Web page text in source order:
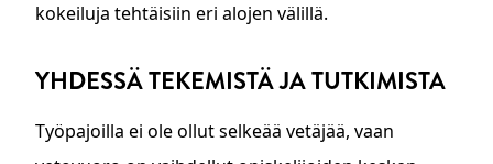
kokeiluja tehtäisiin eri alojen välillä.
YHDESSÄ TEKEMISTÄ JA TUTKIMISTA
Työpajoilla ei ole ollut selkeää vetäjää, vaan